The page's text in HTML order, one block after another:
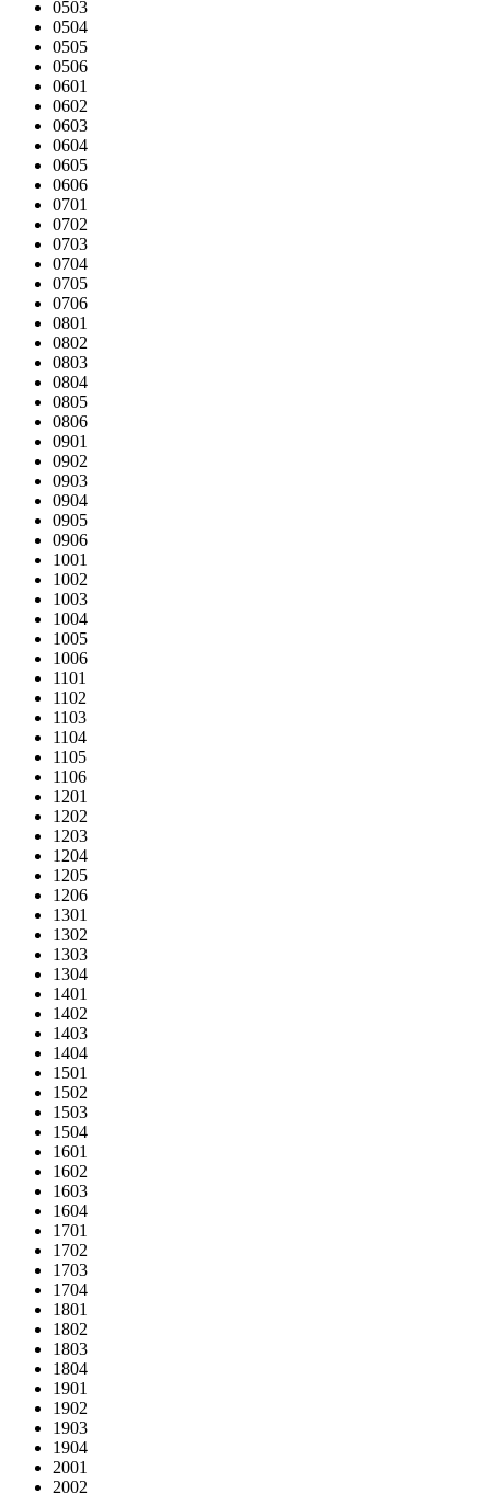
0503
0504
0505
0506
0601
0602
0603
0604
0605
0606
0701
0702
0703
0704
0705
0706
0801
0802
0803
0804
0805
0806
0901
0902
0903
0904
0905
0906
1001
1002
1003
1004
1005
1006
1101
1102
1103
1104
1105
1106
1201
1202
1203
1204
1205
1206
1301
1302
1303
1304
1401
1402
1403
1404
1501
1502
1503
1504
1601
1602
1603
1604
1701
1702
1703
1704
1801
1802
1803
1804
1901
1902
1903
1904
2001
2002